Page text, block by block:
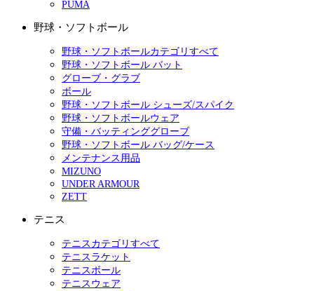
PUMA
野球・ソフトボール
野球・ソフトボールカテゴリすべて
野球・ソフトボール バット
グローブ・グラブ
ボール
野球・ソフトボール シューズ/スパイク
野球・ソフトボールウェア
守備・バッティンググローブ
野球・ソフトボール バッグ/ケース
メンテナンス用品
MIZUNO
UNDER ARMOUR
ZETT
テニス
テニスカテゴリすべて
テニスラケット
テニスボール
テニスウェア